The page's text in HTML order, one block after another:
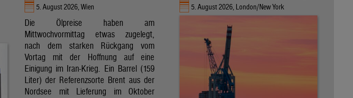
5. August 2026, Wien
Die Ölpreise haben am
Mittwochvormittag etwas zugelegt,
nach dem starken Rückgang vom
Vortag mit der Hoffnung auf eine
Einigung im Iran-Krieg. Ein Barrel (159
Liter) der Referenzsorte Brent aus der
Nordsee mit Lieferung im Oktober
5. August 2026, London/New York